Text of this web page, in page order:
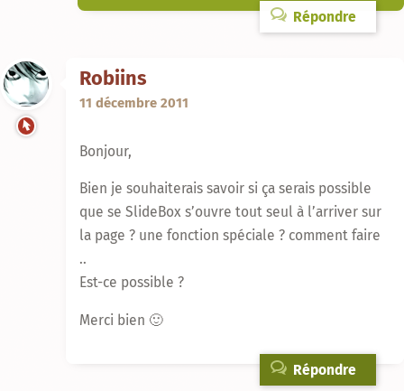
Répondre
Robiins
11 décembre 2011
Bonjour,
Bien je souhaiterais savoir si ça serais possible
que se SlideBox s’ouvre tout seul à l’arriver sur
la page ? une fonction spéciale ? comment faire
..
Est-ce possible ?
Merci bien 🙂
Répondre